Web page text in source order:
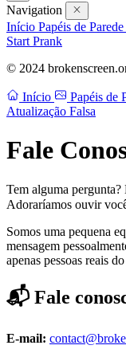
Navigation
Início Papéis de Parede
Start Prank
© 2024
Início Papéis de
Atualização Falsa
Fale
Tem alguma
Adoraríamos ouvir
Somos uma pequena
mensagem
apenas pessoas reais
📬 Fale
E-mail: